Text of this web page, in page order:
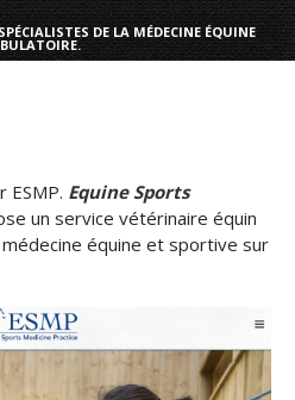
DE LA MÉDECINE ÉQUINE
ESMP. Equine Sports
un service vétérinaire équin
équine et sportive sur